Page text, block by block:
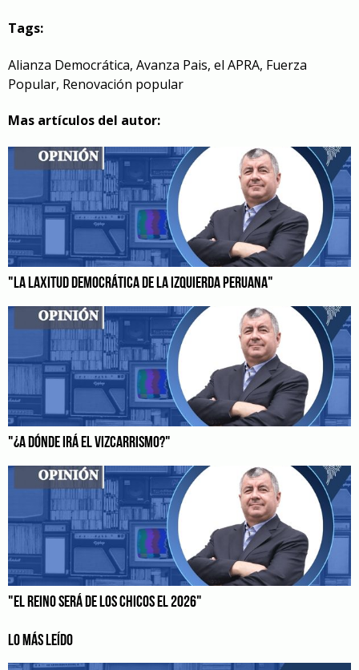
Tags:
Alianza Democrática, Avanza Pais, el APRA, Fuerza
Popular, Renovación popular
Mas artículos del autor:
"LA LAXITUD DEMOCRÁTICA DE LA IZQUIERDA PERUANA"
"¿A DÓNDE IRÁ EL VIZCARRISMO?"
"EL REINO SERÁ DE LOS CHICOS EL 2026"
LO MÁS LEÍDO